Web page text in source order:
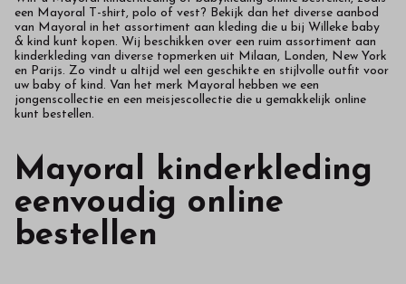
een Mayoral T-shirt, polo of vest? Bekijk dan het diverse aanbod
van Mayoral in het assortiment aan kleding die u bij Willeke baby
& kind kunt kopen. Wij beschikken over een ruim assortiment aan
kinderkleding van diverse topmerken uit Milaan, Londen, New York
en Parijs. Zo vindt u altijd wel een geschikte en stijlvolle outfit voor
uw baby of kind. Van het merk Mayoral hebben we een
jongenscollectie en een meisjescollectie die u gemakkelijk online
kunt bestellen.
Mayoral kinderkleding
eenvoudig online
bestellen